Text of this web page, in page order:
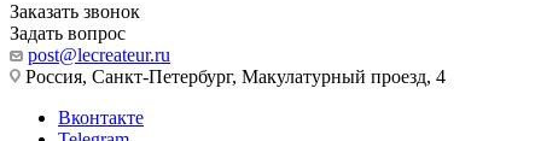
Заказать звонок
Задать вопрос
post@lecreateur.ru
Россия, Санкт-Петербург, Макулатурный проезд, 4
Вконтакте